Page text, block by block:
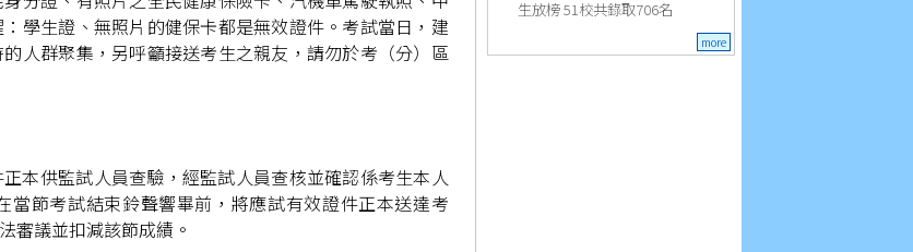
學生證、無照片的健保卡都是無效證件。考試當日，建
人群聚集，另呼籲接送考生之親友，請勿於考（分）區
本供監試人員查驗，經監試人員查核並確認係考生本人
節考試結束鈴聲響畢前，將應試有效證件正本送達考
審議並扣減該節成績。
生放榜 51校共錄取706名
more